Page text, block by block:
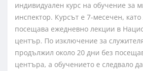
индивидуален курс на обучение за
инспектор. Курсът е 7-месечен,
посещава ежедневно лекции в
център. По изключение за
продължил около 20 дни без
центъра, а обучението е следвало